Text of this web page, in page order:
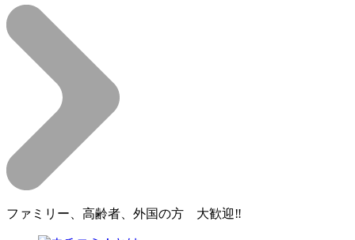
ファミリー、高齢者、外国の方 大歓迎‼